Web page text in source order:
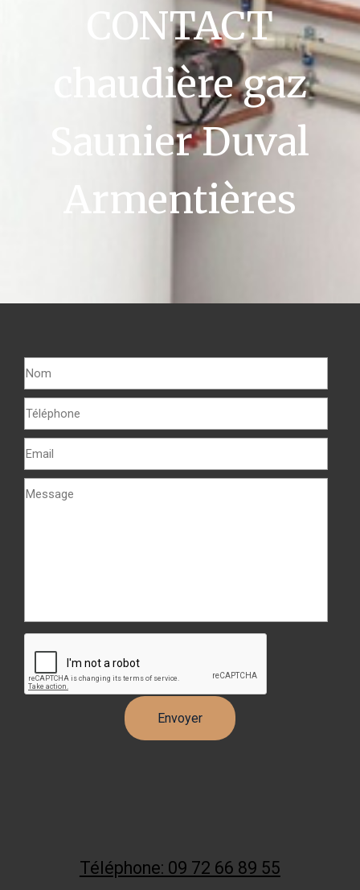
CONTACT
chaudière gaz
Saunier Duval
Armentières
Téléphone: 09 72 66 89 55